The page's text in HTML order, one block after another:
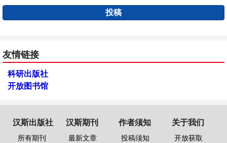
投稿
友情链接
科研出版社
开放图书馆
汉斯出版社
所有期刊
汉斯期刊
最新文章
作者须知
投稿须知
关于我们
开放获取